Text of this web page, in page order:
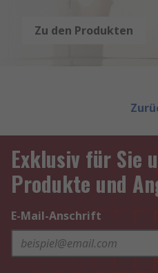
Zu den Produkten
Exklusiv für Sie
Produkte und
E-Mail-Anschrift